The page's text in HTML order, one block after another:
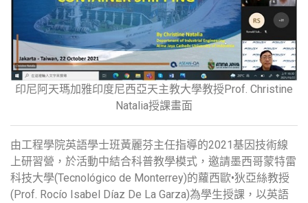
印尼阿天瑪加雅印度尼西亞天主教大學教授Prof. Christine
Natalia授課畫面
由工程學院英語學士班黃麗芬主任指導的2021基因技術線
上研習營，於活動中結合科普教學模式，邀請墨西哥蒙特雷
科技大學(Tecnológico de Monterrey)的蘿西歐•狄亞絲教授
(Prof. Rocío Isabel Díaz De La Garza)為學生授課，以英語